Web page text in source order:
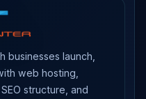
businesses launch,
web hosting,
structure, and